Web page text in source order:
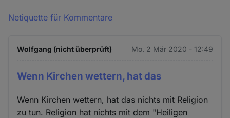
Netiquette für Kommentare
Wolfgang (nicht überprüft) Mo. 2 Mär 2020 - 12:49
Wenn Kirchen wettern, hat das
Wenn Kirchen wettern, hat das nichts mit Religion
zu tun. Religion hat nichts mit dem "Heiligen